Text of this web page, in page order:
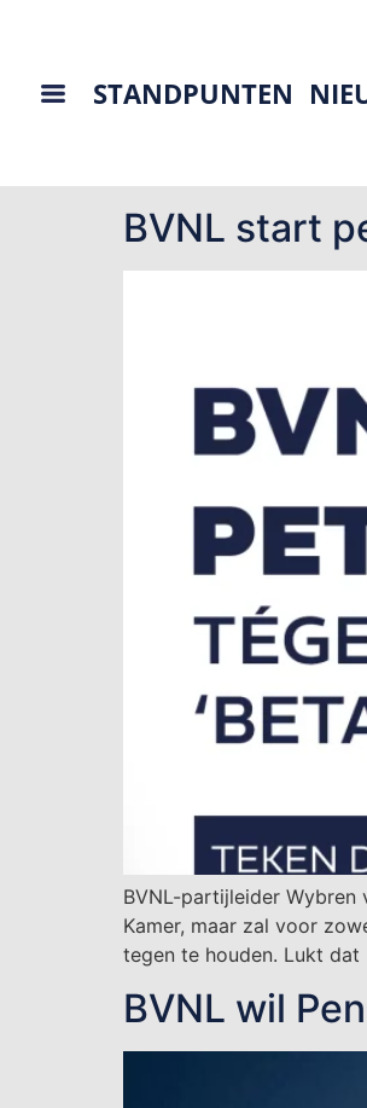
STANDPUNTEN
BVNL start
BVNL-partijleider Wybren
Kamer, maar zal voor
tegen te houden. Lukt
BVNL wil